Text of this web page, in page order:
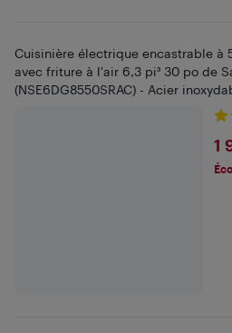
Cuisinière électrique encastrable à
avec friture à l'air 6,3 pi³ 30 po de
(NSE6DG8550SRAC) - Acier
1